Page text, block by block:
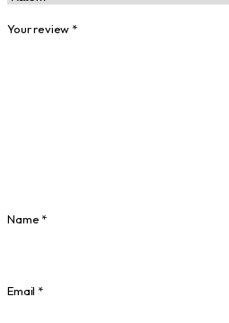
Your review *
Name *
Email *